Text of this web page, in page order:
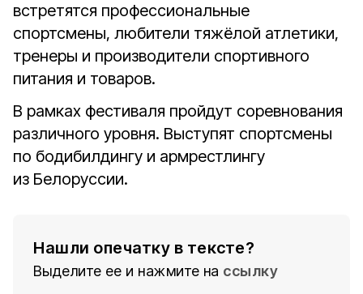
встретятся профессиональные
спортсмены, любители тяжёлой атлетики,
тренеры и производители спортивного
питания и товаров.
В рамках фестиваля пройдут соревнования
различного уровня. Выступят спортсмены
по бодибилдингу и армрестлингу
из Белоруссии.
Нашли опечатку в тексте?
Выделите ее и нажмите на ссылку